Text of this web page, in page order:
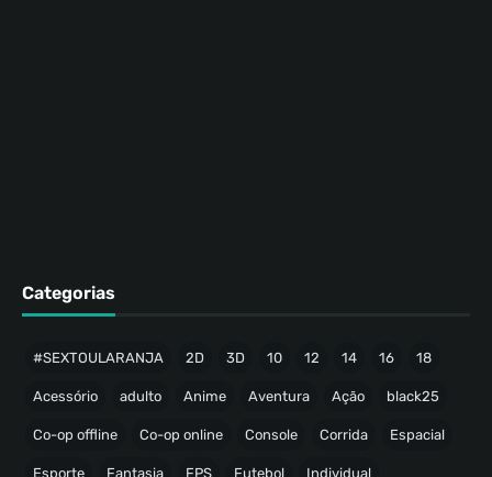
Categorias
#SEXTOULARANJA 2D 3D 10 12 14 16 18
Acessório adulto Anime Aventura Ação black25
Co-op offline Co-op online Console Corrida Espacial
Esporte Fantasia FPS Futebol Individual